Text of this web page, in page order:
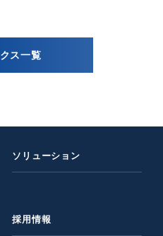
ス一覧
ソリューション
採用情報